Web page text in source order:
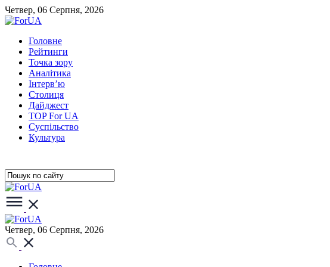
Четвер, 06 Серпня, 2026
Головне
Рейтинги
Точка зору
Аналітика
Інтерв’ю
Столиця
Дайджест
TOP For UA
Суспiльство
Культура
Четвер, 06 Серпня, 2026